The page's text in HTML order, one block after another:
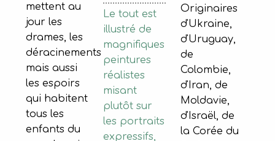
mettent au
jour les
drames, les
déracinements
mais aussi
les espoirs
qui habitent
tous les
enfants du
Le tout est
illustré de
magnifiques
peintures
réalistes
misant
plutôt sur
les portraits
expressifs,
Originaires
d'Ukraine,
d'Uruguay,
de
Colombie,
d'Iran, de
Moldavie,
d'Israël, de
la Corée du